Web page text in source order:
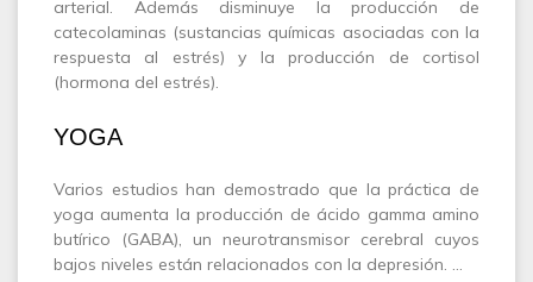
arterial. Además disminuye la producción de
catecolaminas (sustancias químicas asociadas con la
respuesta al estrés) y la producción de cortisol
(hormona del estrés).
YOGA
Varios estudios han demostrado que la práctica de
yoga aumenta la producción de ácido gamma amino
butírico (GABA), un neurotransmisor cerebral cuyos
bajos niveles están relacionados con la depresión. …